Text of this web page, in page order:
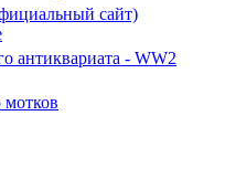
сайт)
антиквариата - WW2